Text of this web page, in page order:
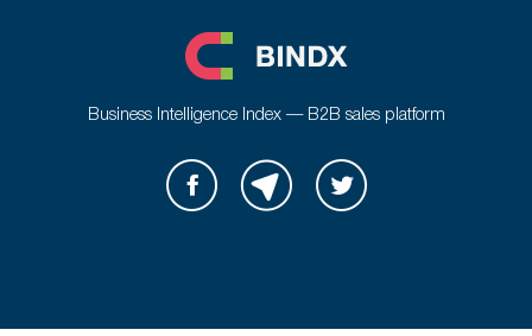
Business Intelligence Index — B2B sales platform